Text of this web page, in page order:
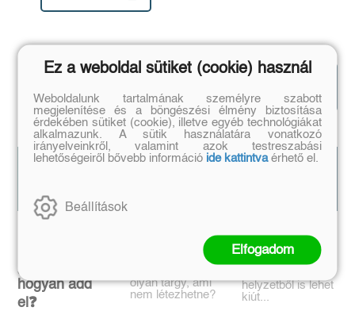
Könyves
magazin
Mutasd az
összeset!
azt is tudod,
hogyan add
el❓️
Mi történik akkor,
olyan tárgy, ami
nem létezhetne?
...és mi van ha
mégis?
helyzetből is lehet
kiút...
Ez a weboldal sütiket (cookie) használ
Weboldalunk tartalmának személyre szabott
megjelenítése és a böngészési élmény biztosítása
érdekében sütiket (cookie), illetve egyéb technológiákat
alkalmazunk. A sütik használatára vonatkozó
irányelveinkről, valamint azok testreszabási
lehetőségeiről bővebb információ ide kattintvaérhető el.
Beállítások
Elfogadom